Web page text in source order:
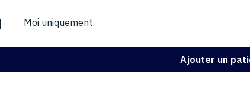
Moi uniquement
Ajouter un